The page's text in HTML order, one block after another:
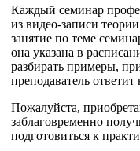
Каждый семинар
из видео-записи
занятие по теме
она указана в
разбирать примеры,
преподаватель
Пожалуйста,
заблаговременно
подготовиться к